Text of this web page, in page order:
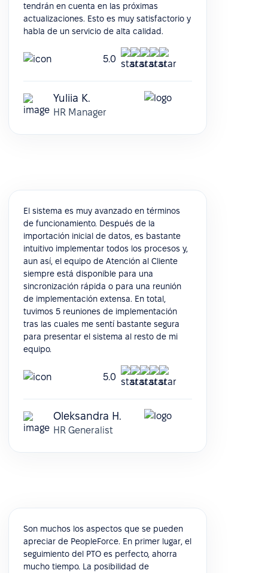
tendrán en cuenta en las próximas
actualizaciones. Esto es muy satisfactorio y
habla de un servicio de alta calidad.
5.0
Yuliia K.
HR Manager
El sistema es muy avanzado en términos
de funcionamiento. Después de la
importación inicial de datos, es bastante
intuitivo implementar todos los procesos y,
aun así, el equipo de Atención al Cliente
siempre está disponible para una
sincronización rápida o para una reunión
de implementación extensa. En total,
tuvimos 5 reuniones de implementación
tras las cuales me sentí bastante segura
para presentar el sistema al resto de mi
equipo.
5.0
Oleksandra H.
HR Generalist
Son muchos los aspectos que se pueden
apreciar de PeopleForce. En primer lugar, el
seguimiento del PTO es perfecto, ahorra
mucho tiempo. La posibilidad de